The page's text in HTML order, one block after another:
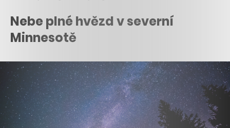
Nebe plné hvězd v severní
Minnesotě